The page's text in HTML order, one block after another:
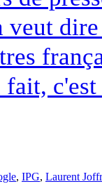
veut
, IPG, Laurent